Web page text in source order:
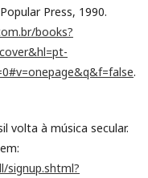
Press, 1990.
books?
.
volta à música secular.
signup.shtml?